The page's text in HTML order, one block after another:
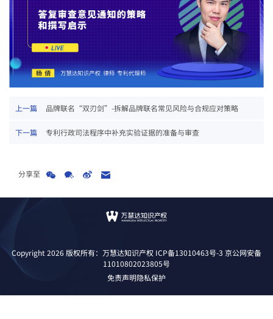
上一篇 品牌联名“双刃剑”-拆解品牌联名常见风险与合规应对策略
下一篇 专利行政司法程序中补充实验证据的准备与审查
分享至
Copyright 2026 版权所有：万慧达知识产权 ICP备13010463号-3 京公网安备
11010802023805号
免责声明隐私保护